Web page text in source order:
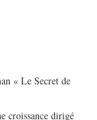
« Le Secret de
croissance dirigé